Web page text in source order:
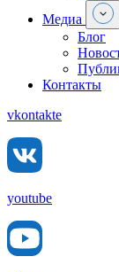
Медиа
Блог
Контакты
vkontakte
youtube